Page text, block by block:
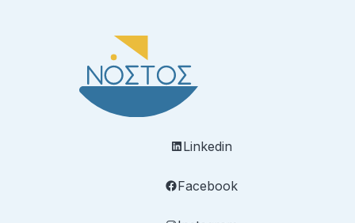
Linkedin
Facebook